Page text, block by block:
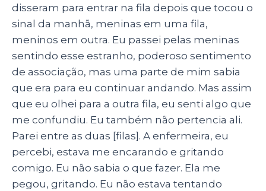
disseram para entrar na fila depois que tocou o
sinal da manhã, meninas em uma fila,
meninos em outra. Eu passei pelas meninas
sentindo esse estranho, poderoso sentimento
de associação, mas uma parte de mim sabia
que era para eu continuar andando. Mas assim
que eu olhei para a outra fila, eu senti algo que
me confundiu. Eu também não pertencia ali.
Parei entre as duas [filas]. A enfermeira, eu
percebi, estava me encarando e gritando
comigo. Eu não sabia o que fazer. Ela me
pegou, gritando. Eu não estava tentando